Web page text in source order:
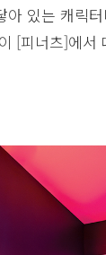
있는 캐릭
[피너츠]에서